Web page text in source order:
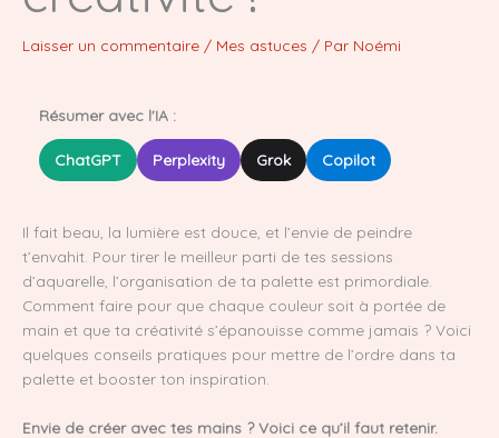
Laisser un commentaire / Mes astuces / Par Noémi
Résumer avec l'IA :
ChatGPT Perplexity Grok Copilot
Il fait beau, la lumière est douce, et l’envie de peindre
t’envahit. Pour tirer le meilleur parti de tes sessions
d’aquarelle, l’organisation de ta palette est primordiale.
Comment faire pour que chaque couleur soit à portée de
main et que ta créativité s’épanouisse comme jamais ? Voici
quelques conseils pratiques pour mettre de l’ordre dans ta
palette et booster ton inspiration.
Envie de créer avec tes mains ? Voici ce qu’il faut retenir.